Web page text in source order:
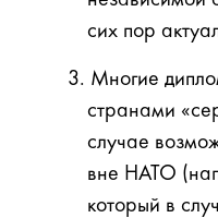
сих пор
Многие
странами
случае
вне НАТО
который в